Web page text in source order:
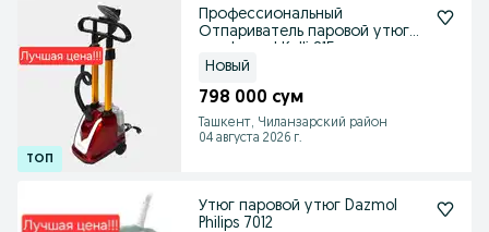
Профессиональный
Отпариватель паровой утюг
Новый
798 000 сум
Ташкент, Чиланзарский район
04 августа 2026 г.
Утюг паровой утюг Dazmol
Philips 7012